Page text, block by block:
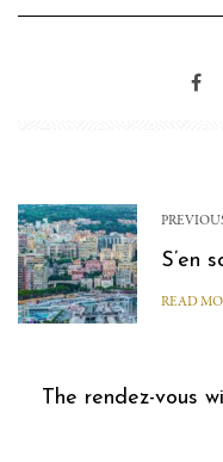
S’en
READ
The rendez-vous